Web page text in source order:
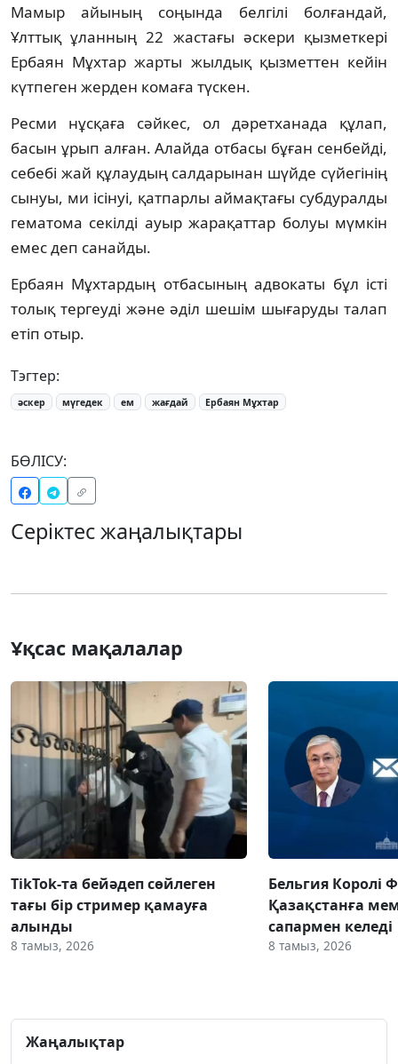
Мамыр айының соңында белгілі болғандай,
Ұлттық ұланның 22 жастағы әскери қызметкері
Ербаян Мұхтар жарты жылдық қызметтен кейін
күтпеген жерден комаға түскен.
Ресми нұсқаға сәйкес, ол дәретханада құлап,
басын ұрып алған. Алайда отбасы бұған сенбейді,
себебі жай құлаудың салдарынан шүйде сүйегінің
сынуы, ми ісінуі, қатпарлы аймақтағы субдуралды
гематома секілді ауыр жарақаттар болуы мүмкін
емес деп санайды.
Ербаян Мұхтардың отбасының адвокаты бұл істі
толық тергеуді және әділ шешім шығаруды талап
етіп отыр.
Тэгтер:
әскер мүгедек ем жағдай Ербаян Мұхтар
БӨЛІСУ:
Серіктес жаңалықтары
Ұқсас мақалалар
TikTok-та бейәдеп сөйлеген
тағы бір стример қамауға
алынды
8 тамыз, 2026
Бельгия Королі
Қазақстанға
сапармен келеді
8 тамыз, 2026
Жаңалықтар